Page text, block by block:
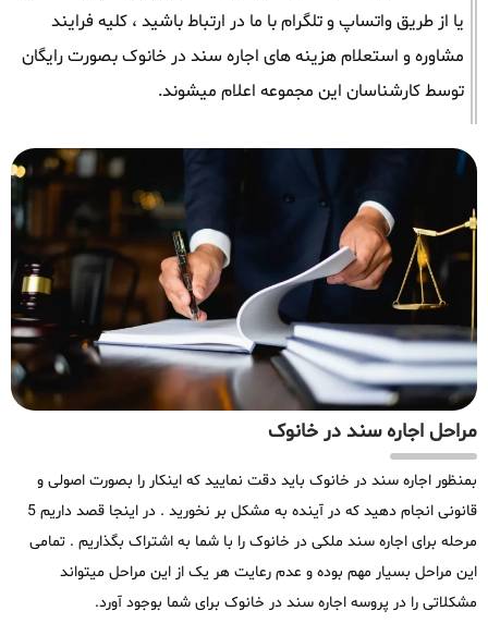
یا از طریق واتساپ و تلگرام با ما در ارتباط باشید ، کلیه فرایند
مشاوره و استعلام هزینه های اجاره سند در خانوک بصورت رایگان
توسط کارشناسان این مجموعه اعلام میشوند.
مراحل اجاره سند در خانوک
بمنظور اجاره سند در خانوک باید دقت نمایید که اینکار را بصورت اصولی و
قانونی انجام دهید که در آینده به مشکل بر نخورید . در اینجا قصد داریم 5
مرحله برای اجاره سند ملکی در خانوک را با شما به اشتراک بگذاریم . تمامی
این مراحل بسیار مهم بوده و عدم رعایت هر یک از این مراحل میتواند
مشکلاتی را در پروسه اجاره سند در خانوک برای شما بوجود آورد.